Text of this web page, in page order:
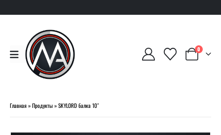
0
Главная»Продукты»SKYLORD балка 10″